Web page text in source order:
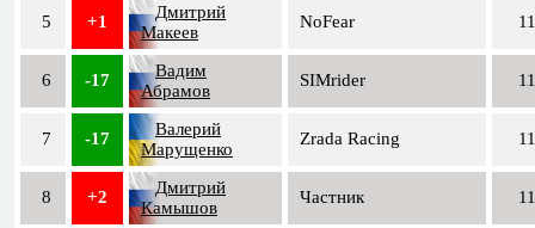
5 +1
Дмитрий
Макеев
NoFear 11
6 -17
Вадим
Абрамов
SIMrider 11
7 -17
Валерий
Марущенко
Zrada Racing 11
8 +2
Дмитрий
Камышов
Частник 11